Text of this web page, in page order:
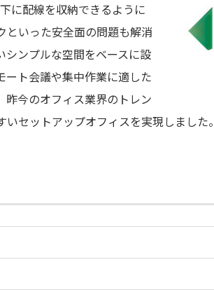
に配線を収納できるように
といった安全面の問題も解消
シンプルな空間をベースに設
ト会議や集中作業に適した
昨今のオフィス業界のトレン
セットアップオフィスを実現しました。